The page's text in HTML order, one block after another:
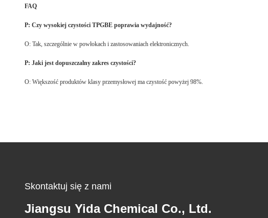
FAQ
P: Czy wysokiej czystości TPGBE poprawia wydajność?
O: Tak, szczególnie w powłokach i zastosowaniach elektronicznych.
P: Jaki jest dopuszczalny zakres czystości?
O: Większość produktów klasy przemysłowej ma czystość powyżej 98%.
Skontaktuj się z nami
Jiangsu Yida Chemical Co., Ltd.